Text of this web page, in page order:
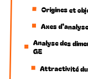
Origines et
Axes d’analyse
Analyse des
GE
Attractivité